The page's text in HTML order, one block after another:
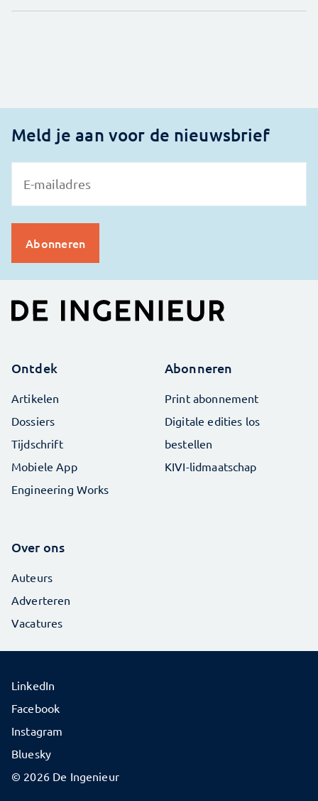
Meld je aan voor de nieuwsbrief
Ontdek
Artikelen
Dossiers
Tijdschrift
Mobiele App
Engineering Works
Abonneren
Print abonnement
Digitale edities los
bestellen
KIVI-lidmaatschap
Over ons
Auteurs
Adverteren
Vacatures
© 2026 De Ingenieur
LinkedIn
Facebook
Instagram
Bluesky